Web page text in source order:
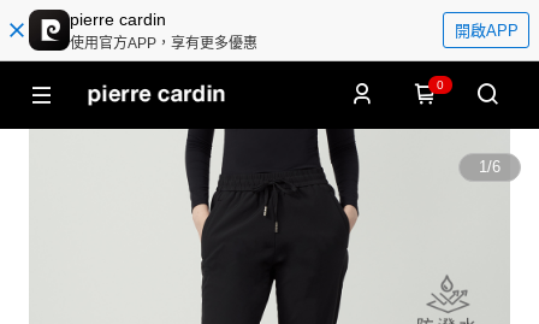
pierre cardin
使用官方APP，享有更多優惠
開啟APP
0
1/6